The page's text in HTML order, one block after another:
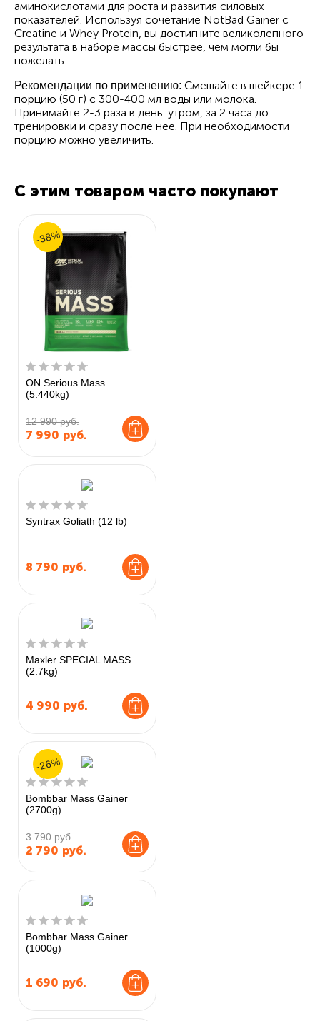
аминокислотами для роста и развития силовых
показателей. Используя сочетание NotBad Gainer с
Creatine и Whey Protein, вы достигните великолепного
результата в наборе массы быстрее, чем могли бы
пожелать.
Рекомендации по применению: Смешайте в шейкере 1
порцию (50 г) с 300-400 мл воды или молока.
Принимайте 2-3 раза в день: утром, за 2 часа до
тренировки и сразу после нее. При необходимости
порцию можно увеличить.
С этим товаром часто покупают
ON Serious Mass
(5.440kg)
12 990 руб.
7 990 руб.
-38%
Syntrax Goliath (12 lb)
8 790 руб.
Maxler SPECIAL MASS
(2.7kg)
4 990 руб.
Bombbar Mass Gainer
(2700g)
3 790 руб.
2 790 руб.
-26%
Bombbar Mass Gainer
(1000g)
1 690 руб.